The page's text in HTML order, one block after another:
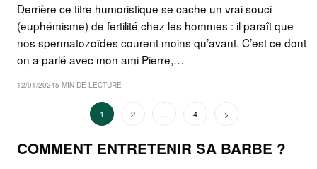
Derrière ce titre humoristique se cache un vrai souci
(euphémisme) de fertilité chez les hommes : il paraît que
nos spermatozoïdes courent moins qu’avant. C’est ce dont
on a parlé avec mon ami Pierre,…
12/01/20245 MIN DE LECTURE
PAGINATION
DES
PUBLICATIONS
1 2 … 4 Suivant
COMMENT ENTRETENIR SA BARBE ?